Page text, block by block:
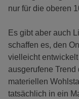
nur für die oberen
Es gibt aber auch
schaffen es, den
vielleicht
ausgerufene Trend
materiellen
tatsächlich in ein